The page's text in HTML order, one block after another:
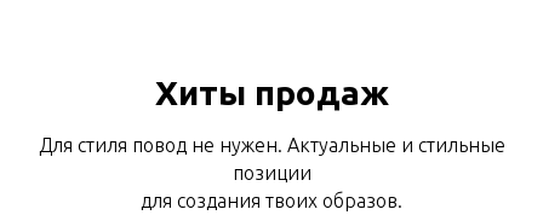
Хиты продаж
Для стиля повод не нужен. Актуальные и стильные
позиции
для создания твоих образов.